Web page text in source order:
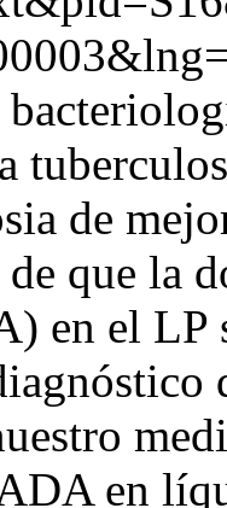
de
de que la
en el LP
en